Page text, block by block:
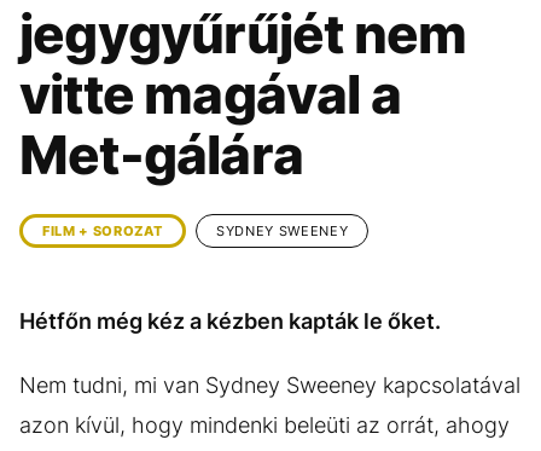
UTAZÁS
ÉLETMÓD DESIGN
BESZÉLGETÉSEK ARCOK
VIDEÓ TÖRTÉNETEK
jegygyűrűjét nem
vitte magával a
Met-gálára
FILM + SOROZAT SYDNEY SWEENEY
Hétfőn még kéz a kézben kapták le őket.
Nem tudni, mi van Sydney Sweeney kapcsolatával
azon kívül, hogy mindenki beleüti az orrát, ahogy